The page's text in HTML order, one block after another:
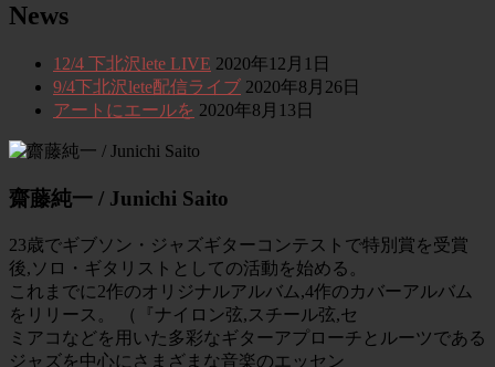
News
12/4 下北沢lete LIVE 2020年12月1日
9/4下北沢lete配信ライブ 2020年8月26日
アートにエールを 2020年8月13日
齋藤純一 / Junichi Saito
23歳でギブソン・ジャズギターコンテストで特別賞を受賞
後,ソロ・ギタリストとしての活動を始める。
これまでに2作のオリジナルアルバム,4作のカバーアルバム
をリリース。 （『ナイロン弦,スチール弦,セ
ミアコなどを用いた多彩なギターアプローチとルーツである
ジャズを中心にさまざまな音楽のエッセン